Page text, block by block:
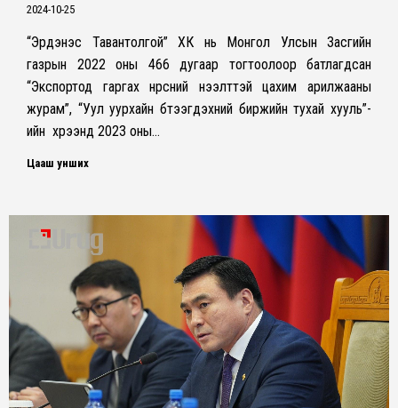
2024-10-25
“Эрдэнэс Тавантолгой” ХК нь Монгол Улсын Засгийн
газрын 2022 оны 466 дугаар тогтоолоор батлагдсан
“Экспортод гаргах нүүрсний нээлттэй цахим арилжааны
журам”, “Уул уурхайн бүтээгдэхүүний биржийн тухай хууль”-
ийн хүрээнд 2023 оны…
Цааш унших